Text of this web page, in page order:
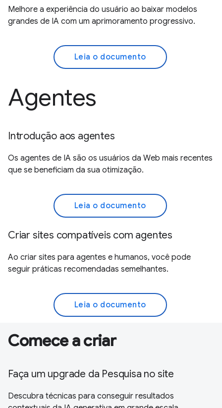
Melhore a experiência do usuário ao baixar modelos
grandes de IA com um aprimoramento progressivo.
Leia o documento
Agentes
Introdução aos agentes
Os agentes de IA são os usuários da Web mais recentes
que se beneficiam da sua otimização.
Leia o documento
Criar sites compatíveis com agentes
Ao criar sites para agentes e humanos, você pode
seguir práticas recomendadas semelhantes.
Leia o documento
Comece a criar
Faça um upgrade da Pesquisa no site
Descubra técnicas para conseguir resultados